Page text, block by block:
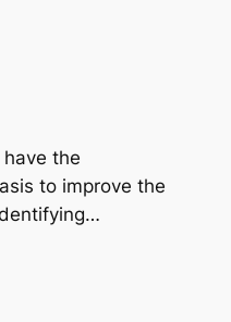
the
to improve the